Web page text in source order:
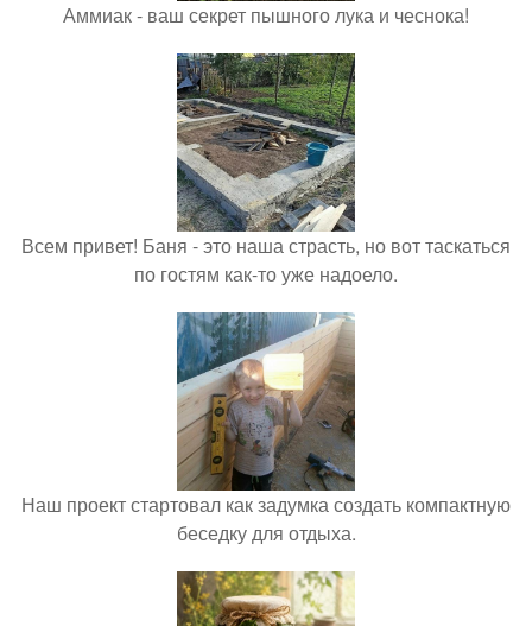
Аммиак - ваш секрет пышного лука и чеснока!
Всем привет! Баня - это наша страсть, но вот таскаться
по гостям как-то уже надоело.
Наш проект стартовал как задумка создать компактную
беседку для отдыха.